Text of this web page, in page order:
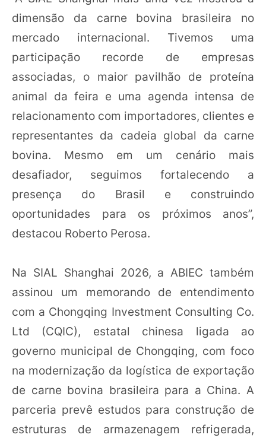
dimensão da carne bovina brasileira no
mercado internacional. Tivemos uma
participação recorde de empresas
associadas, o maior pavilhão de proteína
animal da feira e uma agenda intensa de
relacionamento com importadores, clientes e
representantes da cadeia global da carne
bovina. Mesmo em um cenário mais
desafiador, seguimos fortalecendo a
presença do Brasil e construindo
oportunidades para os próximos anos”,
destacou Roberto Perosa.
Na SIAL Shanghai 2026, a ABIEC também
assinou um memorando de entendimento
com a Chongqing Investment Consulting Co.
Ltd (CQIC), estatal chinesa ligada ao
governo municipal de Chongqing, com foco
na modernização da logística de exportação
de carne bovina brasileira para a China. A
parceria prevê estudos para construção de
estruturas de armazenagem refrigerada,